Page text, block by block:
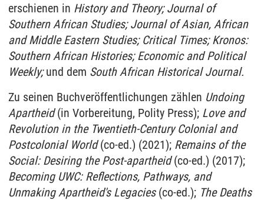
erschienen in History and Theory; Journal of
Southern African Studies; Journal of Asian, African
and Middle Eastern Studies; Critical Times; Kronos:
Southern African Histories; Economic and Political
Weekly;und dem South African Historical Journal.
Zu seinen Buchveröffentlichungen zählen Undoing
Apartheid(in Vorbereitung, Polity Press); Love and
Revolution in the Twentieth-Century Colonial and
Postcolonial World(co-ed.) (2021); Remains of the
Social: Desiring the Post-apartheid(co-ed.) (2017);
Becoming UWC: Reflections, Pathways, and
Unmaking Apartheid's Legacies(co-ed.); The Deaths